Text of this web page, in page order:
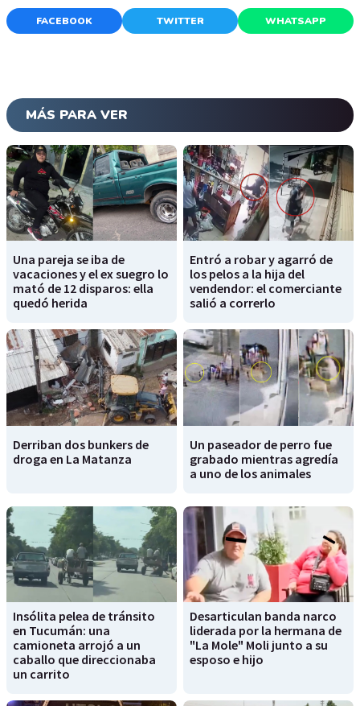
FACEBOOK TWITTER WHATSAPP
MÁS PARA VER
Una pareja se iba de
vacaciones y el ex suegro lo
mató de 12 disparos: ella
quedó herida
Entró a robar y agarró de
los pelos a la hija del
vendendor: el comerciante
salió a correrlo
Derriban dos bunkers de
droga en La Matanza
Un paseador de perro fue
grabado mientras agredía
a uno de los animales
Insólita pelea de tránsito
en Tucumán: una
camioneta arrojó a un
caballo que direccionaba
un carrito
Desarticulan banda narco
liderada por la hermana de
"La Mole" Moli junto a su
esposo e hijo